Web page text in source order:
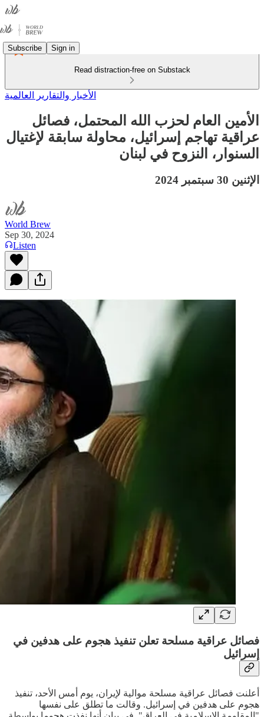
Subscribe Sign in
Read distraction-free on Substack
الأخبار والتقارير العالمية
الأمين العام لحزب الله المحتمل، فصائل
عراقية تهاجم إسرائيل، محاولة سابقة لإغتيال
السنوار، النزوح في لبنان
الإثنين 30 سبتمبر 2024
World Brew
Sep 30, 2024
Listen
فصائل عراقية مسلحة تعلن تنفيذ هجوم على هدفين في
إسرائيل
أعلنت فصائل عراقية مسلحة موالية لإيران، يوم أمس الأحد، تنفيذ
هجوم على هدفين في إسرائيل. وقالت ما تطلق على نفسها